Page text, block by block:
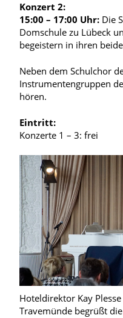
Konzert 2:
15:00 – 17:00 Uhr: Die
Domschule zu Lübeck
begeistern in ihren
Neben dem Schulchor
Instrumentengruppen
hören.
Eintritt:
Konzerte 1 – 3: frei
Hoteldirektor Kay
Travemünde begrüßt